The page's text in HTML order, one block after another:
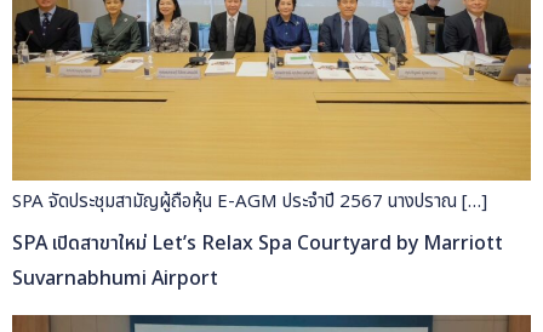
SPA จัดประชุมสามัญผู้ถือหุ้น E-AGM ประจำปี 2567 นางปราณ […]
SPA เปิดสาขาใหม่ Let’s Relax Spa Courtyard by Marriott
Suvarnabhumi Airport